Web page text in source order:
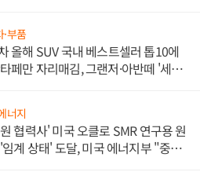
부품
올해 SUV 국내 베스트셀러 톱10에
페만 자리매김, 그랜저·아반떼 '세단
너지
협력사' 미국 오클로 SMR 연구용 원
계 상태' 도달, 미국 에너지부 "중요